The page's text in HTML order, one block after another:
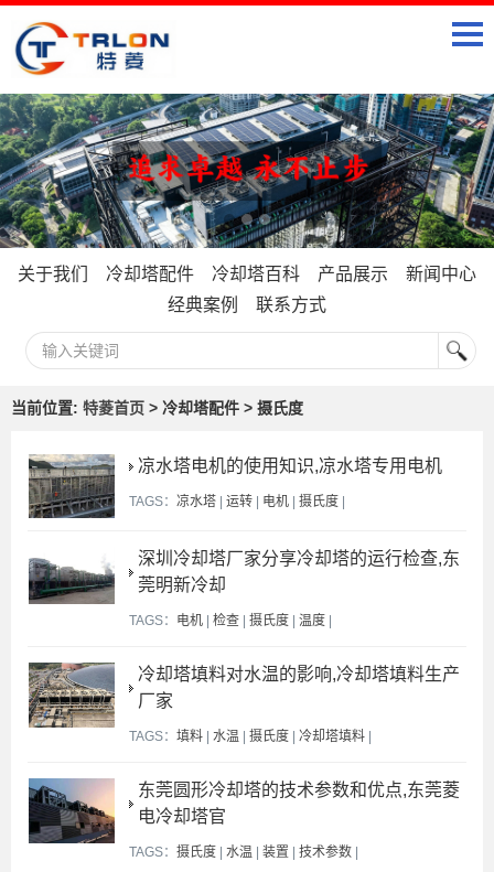
关于我们 冷却塔配件 冷却塔百科 产品展示
新闻中心
经典案例
联系方式
当前位置: 特菱首页 > 冷却塔配件 > 摄氏度
凉水塔电机的使用知识,凉水塔专用电机
TAGS： 凉水塔 | 运转 | 电机 | 摄氏度 |
深圳冷却塔厂家分享冷却塔的运行检查,东
莞明新冷却
TAGS： 电机 检查 摄氏度 温度
冷却塔填料对水温的影响,冷却塔填料生产
厂家
TAGS： 填料 水温 摄氏度 冷却塔填料
东莞圆形冷却塔的技术参数和优点,东莞菱
电冷却塔官
TAGS： 摄氏度 水温 装置 技术参数